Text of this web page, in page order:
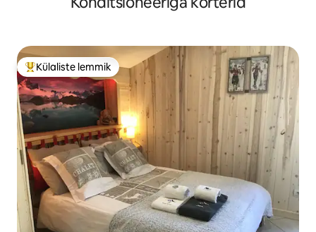
Külaliste suur lemmik
Külaliste lemmik